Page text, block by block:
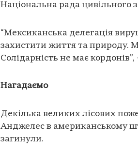
Національна рада цивільного
“Мексиканська делегація
захистити життя та природу.
Солідарність не має кордонів”,
Нагадаємо
Декілька великих лісових
Анджелес в американському
загинули.